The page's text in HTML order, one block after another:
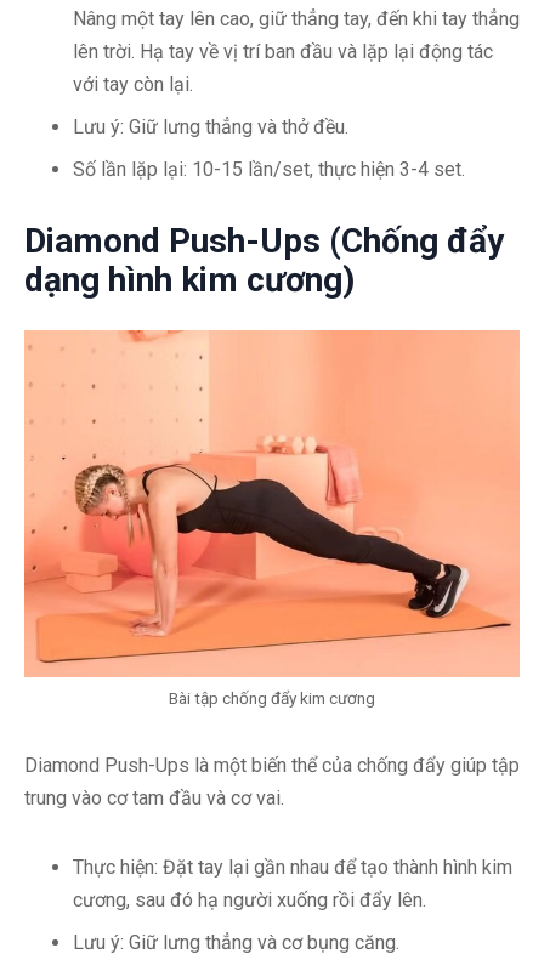
Nâng một tay lên cao, giữ thẳng tay, đến khi tay thẳng
lên trời. Hạ tay về vị trí ban đầu và lặp lại động tác
với tay còn lại.
Lưu ý: Giữ lưng thẳng và thở đều.
Số lần lặp lại: 10-15 lần/set, thực hiện 3-4 set.
Diamond Push-Ups (Chống đẩy
dạng hình kim cương)
Bài tập chống đẩy kim cương
Diamond Push-Ups là một biến thể của chống đẩy giúp tập
trung vào cơ tam đầu và cơ vai.
Thực hiện: Đặt tay lại gần nhau để tạo thành hình kim
cương, sau đó hạ người xuống rồi đẩy lên.
Lưu ý: Giữ lưng thẳng và cơ bụng căng.